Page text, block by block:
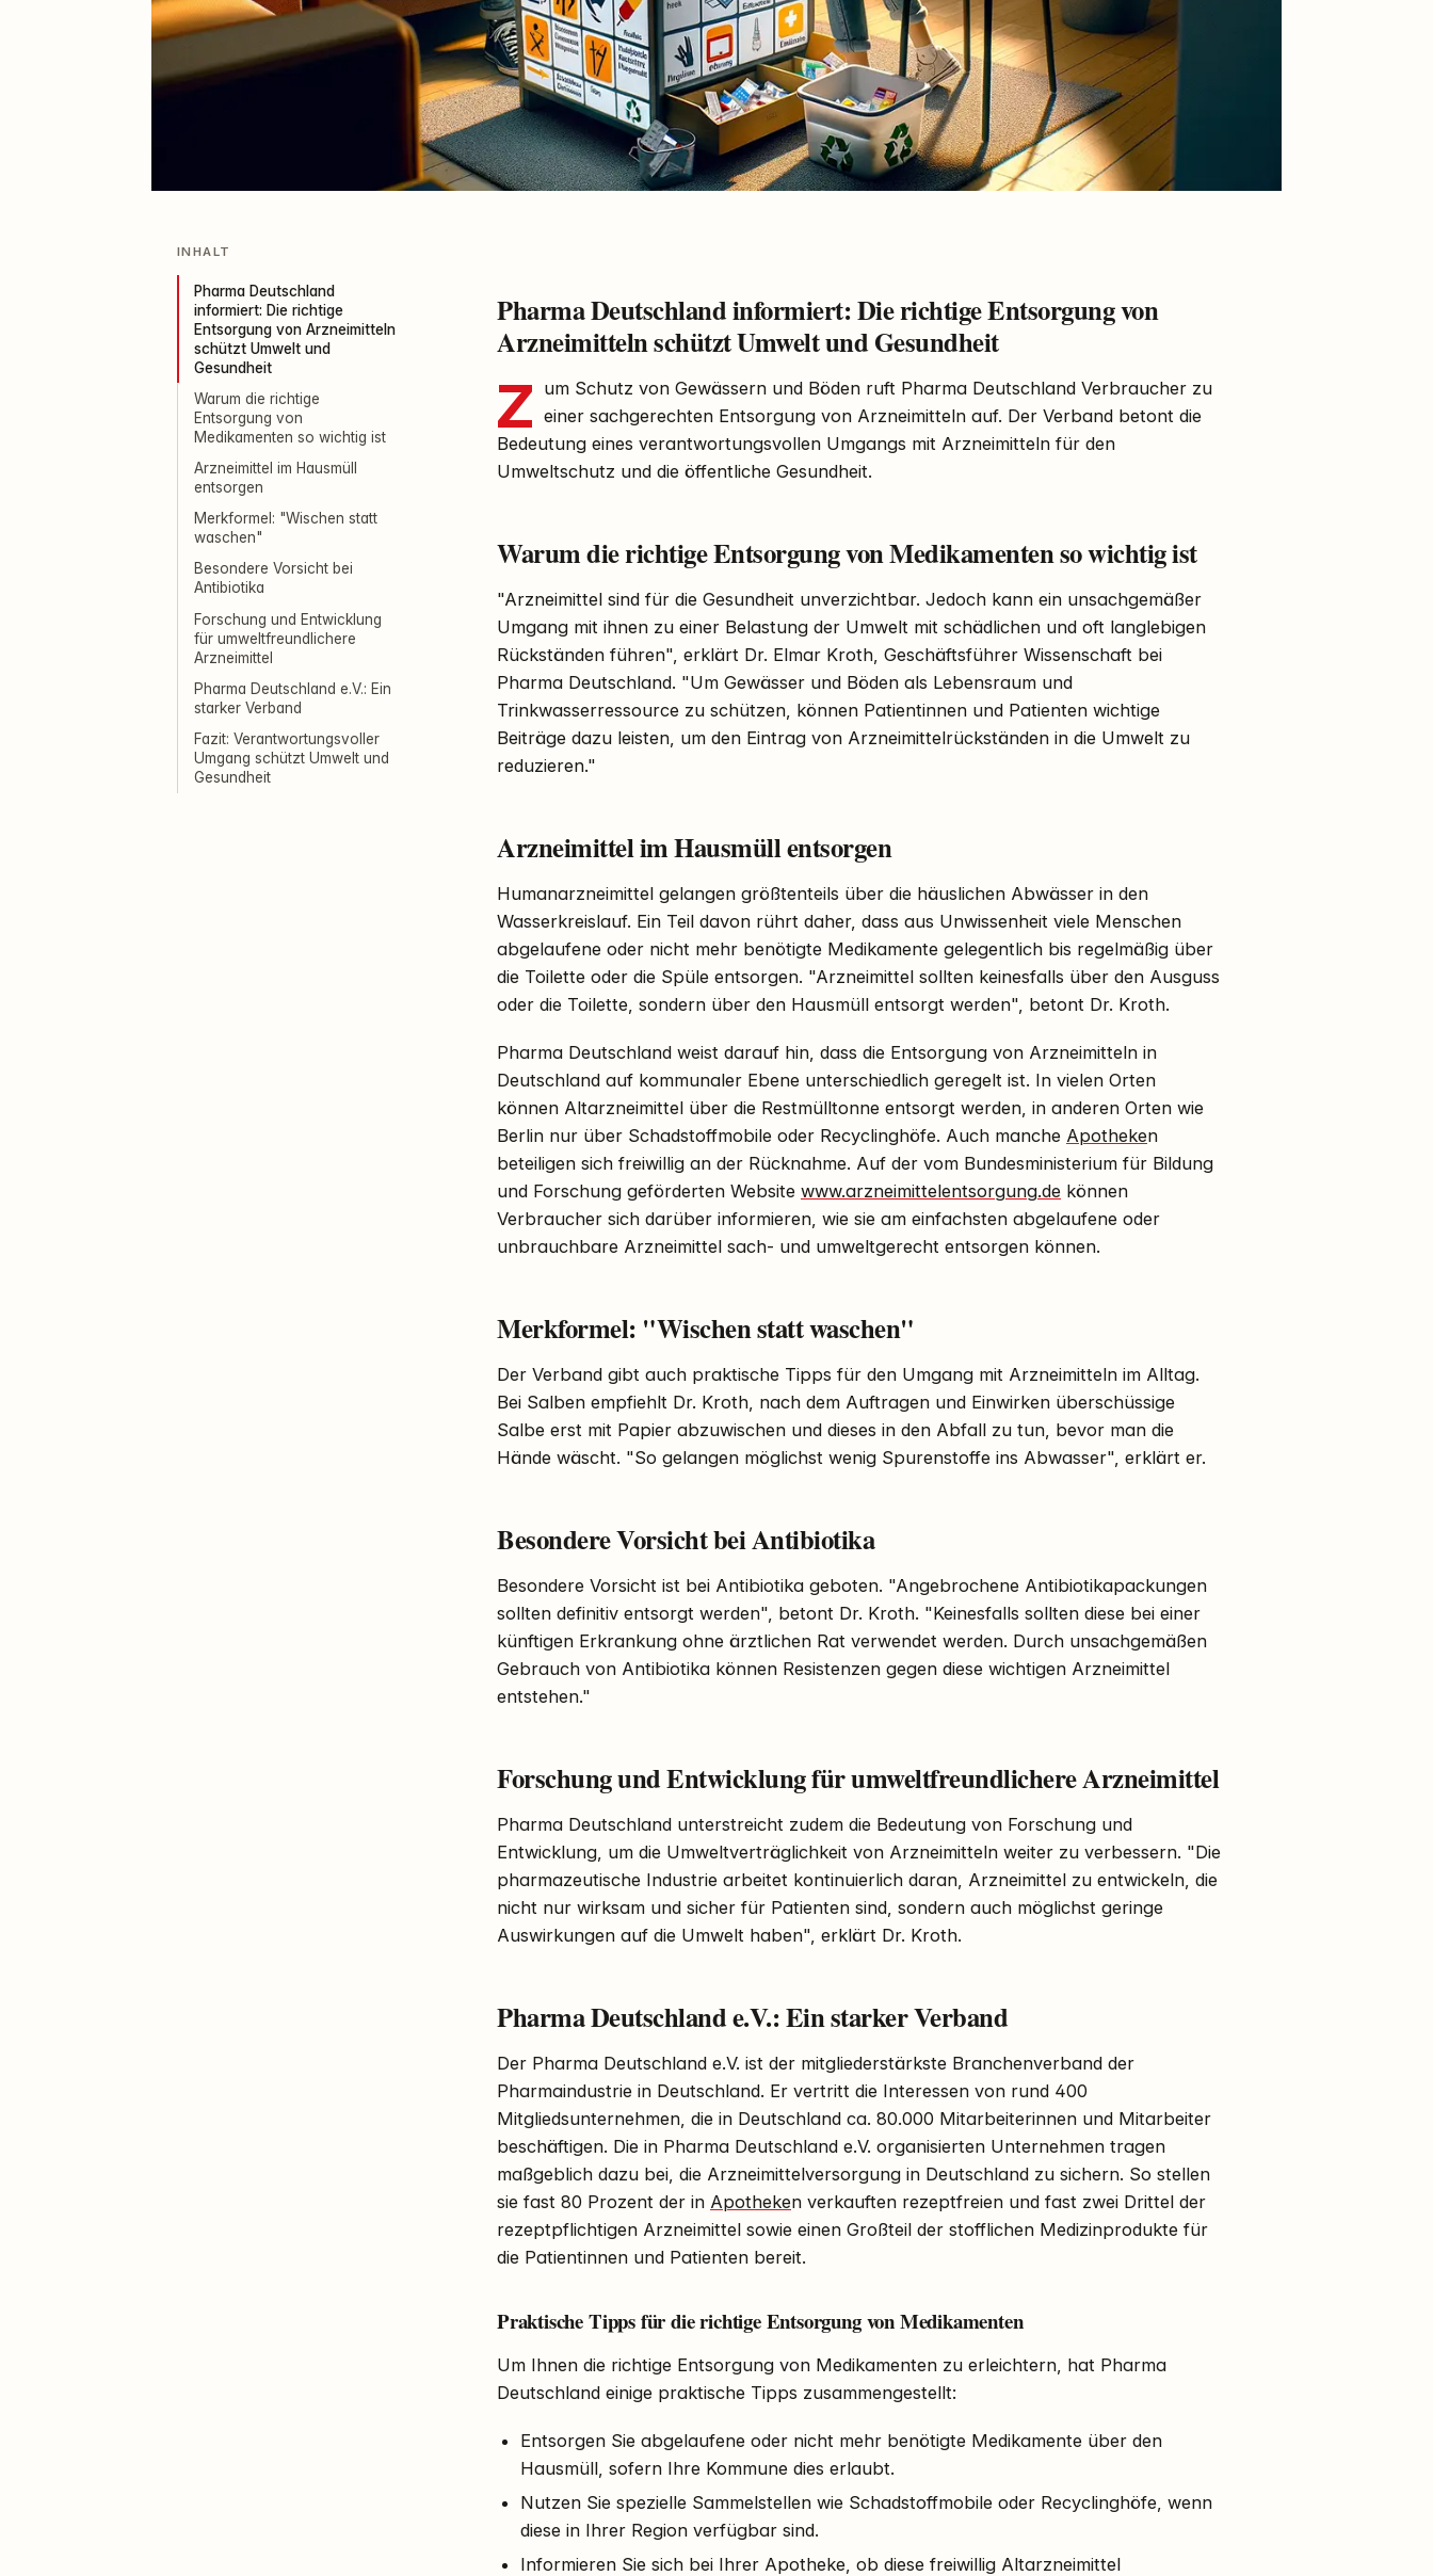
INHALT
Pharma Deutschland
informiert: Die richtige
Entsorgung von Arzneimitteln
schützt Umwelt und
Gesundheit
Warum die richtige
Entsorgung von
Medikamenten so wichtig ist
Arzneimittel im Hausmüll
entsorgen
Merkformel: "Wischen statt
waschen"
Besondere Vorsicht bei
Antibiotika
Forschung und Entwicklung
für umweltfreundlichere
Arzneimittel
Pharma Deutschland e.V.: Ein
starker Verband
Fazit: Verantwortungsvoller
Umgang schützt Umwelt und
Gesundheit
Pharma Deutschland informiert: Die richtige Entsorgung von
Arzneimitteln schützt Umwelt und Gesundheit
Z um Schutz von Gewässern und Böden ruft Pharma Deutschland Verbraucher zu
einer sachgerechten Entsorgung von Arzneimitteln auf. Der Verband betont die
Bedeutung eines verantwortungsvollen Umgangs mit Arzneimitteln für den
Umweltschutz und die öffentliche Gesundheit.
Warum die richtige Entsorgung von Medikamenten so wichtig ist
"Arzneimittel sind für die Gesundheit unverzichtbar. Jedoch kann ein unsachgemäßer
Umgang mit ihnen zu einer Belastung der Umwelt mit schädlichen und oft langlebigen
Rückständen führen", erklärt Dr. Elmar Kroth, Geschäftsführer Wissenschaft bei
Pharma Deutschland. "Um Gewässer und Böden als Lebensraum und
Trinkwasserressource zu schützen, können Patientinnen und Patienten wichtige
Beiträge dazu leisten, um den Eintrag von Arzneimittelrückständen in die Umwelt zu
reduzieren."
Arzneimittel im Hausmüll entsorgen
Humanarzneimittel gelangen größtenteils über die häuslichen Abwässer in den
Wasserkreislauf. Ein Teil davon rührt daher, dass aus Unwissenheit viele Menschen
abgelaufene oder nicht mehr benötigte Medikamente gelegentlich bis regelmäßig über
die Toilette oder die Spüle entsorgen. "Arzneimittel sollten keinesfalls über den Ausguss
oder die Toilette, sondern über den Hausmüll entsorgt werden", betont Dr. Kroth.
Pharma Deutschland weist darauf hin, dass die Entsorgung von Arzneimitteln in
Deutschland auf kommunaler Ebene unterschiedlich geregelt ist. In vielen Orten
können Altarzneimittel über die Restmülltonne entsorgt werden, in anderen Orten wie
Berlin nur über Schadstoffmobile oder Recyclinghöfe. Auch manche Apotheken
beteiligen sich freiwillig an der Rücknahme. Auf der vom Bundesministerium für Bildung
und Forschung geförderten Website www.arzneimittelentsorgung.de können
Verbraucher sich darüber informieren, wie sie am einfachsten abgelaufene oder
unbrauchbare Arzneimittel sach- und umweltgerecht entsorgen können.
Merkformel: "Wischen statt waschen"
Der Verband gibt auch praktische Tipps für den Umgang mit Arzneimitteln im Alltag.
Bei Salben empfiehlt Dr. Kroth, nach dem Auftragen und Einwirken überschüssige
Salbe erst mit Papier abzuwischen und dieses in den Abfall zu tun, bevor man die
Hände wäscht. "So gelangen möglichst wenig Spurenstoffe ins Abwasser", erklärt er.
Besondere Vorsicht bei Antibiotika
Besondere Vorsicht ist bei Antibiotika geboten. "Angebrochene Antibiotikapackungen
sollten definitiv entsorgt werden", betont Dr. Kroth. "Keinesfalls sollten diese bei einer
künftigen Erkrankung ohne ärztlichen Rat verwendet werden. Durch unsachgemäßen
Gebrauch von Antibiotika können Resistenzen gegen diese wichtigen Arzneimittel
entstehen."
Forschung und Entwicklung für umweltfreundlichere Arzneimittel
Pharma Deutschland unterstreicht zudem die Bedeutung von Forschung und
Entwicklung, um die Umweltverträglichkeit von Arzneimitteln weiter zu verbessern. "Die
pharmazeutische Industrie arbeitet kontinuierlich daran, Arzneimittel zu entwickeln, die
nicht nur wirksam und sicher für Patienten sind, sondern auch möglichst geringe
Auswirkungen auf die Umwelt haben", erklärt Dr. Kroth.
Pharma Deutschland e.V.: Ein starker Verband
Der Pharma Deutschland e.V. ist der mitgliederstärkste Branchenverband der
Pharmaindustrie in Deutschland. Er vertritt die Interessen von rund 400
Mitgliedsunternehmen, die in Deutschland ca. 80.000 Mitarbeiterinnen und Mitarbeiter
beschäftigen. Die in Pharma Deutschland e.V. organisierten Unternehmen tragen
maßgeblich dazu bei, die Arzneimittelversorgung in Deutschland zu sichern. So stellen
sie fast 80 Prozent der in Apotheken verkauften rezeptfreien und fast zwei Drittel der
rezeptpflichtigen Arzneimittel sowie einen Großteil der stofflichen Medizinprodukte für
die Patientinnen und Patienten bereit.
Praktische Tipps für die richtige Entsorgung von Medikamenten
Um Ihnen die richtige Entsorgung von Medikamenten zu erleichtern, hat Pharma
Deutschland einige praktische Tipps zusammengestellt:
Entsorgen Sie abgelaufene oder nicht mehr benötigte Medikamente über den
Hausmüll, sofern Ihre Kommune dies erlaubt.
Nutzen Sie spezielle Sammelstellen wie Schadstoffmobile oder Recyclinghöfe, wenn
diese in Ihrer Region verfügbar sind.
Informieren Sie sich bei Ihrer Apotheke, ob diese freiwillig Altarzneimittel